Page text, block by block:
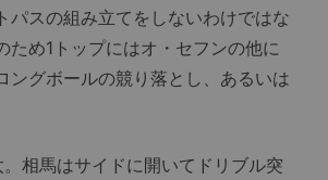
スの組み立てをしないわけではな
め1トップにはオ・セフンの他に
ングボールの競り落とし、あるいは
相馬はサイドに開いてドリブル突